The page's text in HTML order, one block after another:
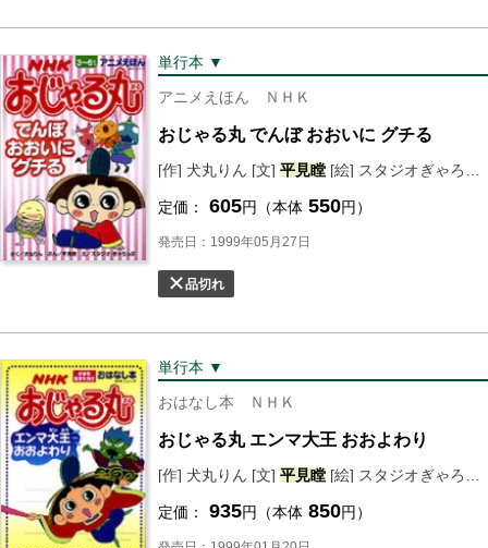
単行本 ▼
アニメえほん ＮＨＫ
おじゃる丸 でんぼ おおいに グチる
[作] 犬丸りん [文] 平見瞠 [絵] スタジオぎゃろっぷ
定価： 605円（本体 550円）
発売日：1999年05月27日
品切れ
単行本 ▼
おはなし本 ＮＨＫ
おじゃる丸 エンマ大王 おおよわり
[作] 犬丸りん [文] 平見瞠 [絵] スタジオぎゃろっぷ
定価： 935円（本体 850円）